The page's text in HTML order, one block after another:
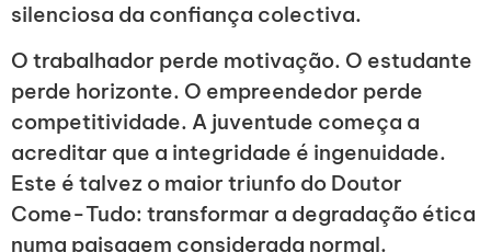
silenciosa da confiança colectiva.
O trabalhador perde motivação. O estudante
perde horizonte. O empreendedor perde
competitividade. A juventude começa a
acreditar que a integridade é ingenuidade.
Este é talvez o maior triunfo do Doutor
Come-Tudo: transformar a degradação ética
numa paisagem considerada normal.